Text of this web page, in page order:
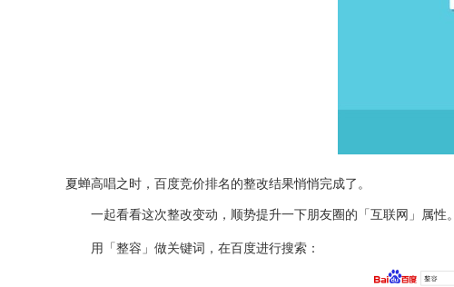
夏蝉高唱之 时，百度竞价排名的整改结果悄悄完成了。
一起看看这次整改变动，顺势提升一下朋友圈的「互联网」属性。
用「整容」做关键词，在百度进行搜索：